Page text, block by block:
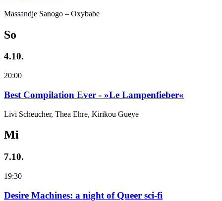
Massandje Sanogo – Oxybabe
So
4.10.
20:00
Best Compilation Ever - »Le Lampenfieber«
Livi Scheucher, Thea Ehre, Kirikou Gueye
Mi
7.10.
19:30
Desire Machines: a night of Queer sci-fi